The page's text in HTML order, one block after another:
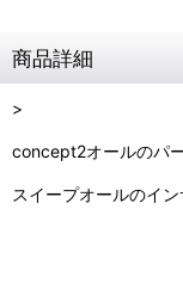
商品詳細
>
concept2オールのパー
スイープオールのイ